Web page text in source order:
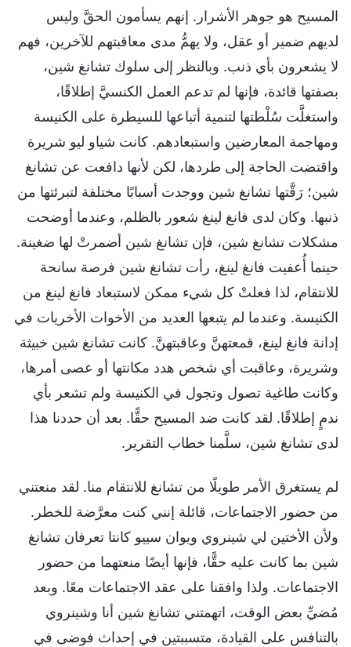
المسيح هو جوهر الأشرار. إنهم يسأمون الحقَّ وليس
لديهم ضمير أو عقل، ولا يهمُّ مدى معاقبتهم للآخرين، فهم
لا يشعرون بأي ذنب. وبالنظر إلى سلوك تشانغ شين،
بصفتها قائدة، فإنها لم تدعم العمل الكنسيَّ إطلاقًا،
واستغلَّت سُلْطتها لتنمية أتباعها للسيطرة على الكنيسة
ومهاجمة المعارضين واستبعادهم. كانت شياو ليو شريرة
واقتضت الحاجة إلى طردها، لكن لأنها دافعت عن تشانغ
شين؛ رَقَّتها تشانغ شين ووجدت أسبابًا مختلفة لتبرئتها من
ذنبها. وكان لدى فانغ لينغ شعور بالظلم، وعندما أوضحت
مشكلات تشانغ شين، فإن تشانغ شين أضمرتْ لها ضغينة.
حينما أُعفيت فانغ لينغ، رأت تشانغ شين فرصة سانحة
للانتقام، لذا فعلتْ كل شيء ممكن لاستبعاد فانغ لينغ من
الكنيسة. وعندما لم يتبعها العديد من الأخوات الأخريات في
إدانة فانغ لينغ، قمعتهنَّ وعاقبتهنَّ. كانت تشانغ شين خبيثة
وشريرة، وعاقبت أي شخص هدد مكانتها أو عصى أمرها،
وكانت طاغية تصول وتجول في الكنيسة ولم تشعر بأي
ندمٍ إطلاقًا. لقد كانت ضد المسيح حقًّا. بعد أن حددنا هذا
لدى تشانغ شين، سلَّمنا خطاب التقرير.
لم يستغرق الأمر طويلًا من تشانغ للانتقام منا. لقد منعتني
من حضور الاجتماعات، قائلة إنني كنت معرَّضة للخطر.
ولأن الأختين لي شينروي ويوان سييو كانتا تعرفان تشانغ
شين بما كانت عليه حقًّا، فإنها أيضًا منعتهما من حضور
الاجتماعات. ولذا وافقنا على عقد الاجتماعات معًا. وبعد
مُضيِّ بعض الوقت، اتهمتني تشانغ شين أنا وشينروي
بالتنافس على القيادة، متسببتين في إحداث فوضى في